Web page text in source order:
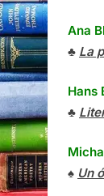
Ana
♣ La
Hans
♣
♠ Un